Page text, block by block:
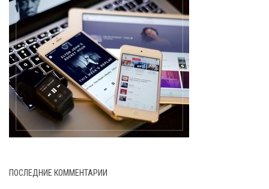
ПОСЛЕДНИЕ КОММЕНТАРИИ